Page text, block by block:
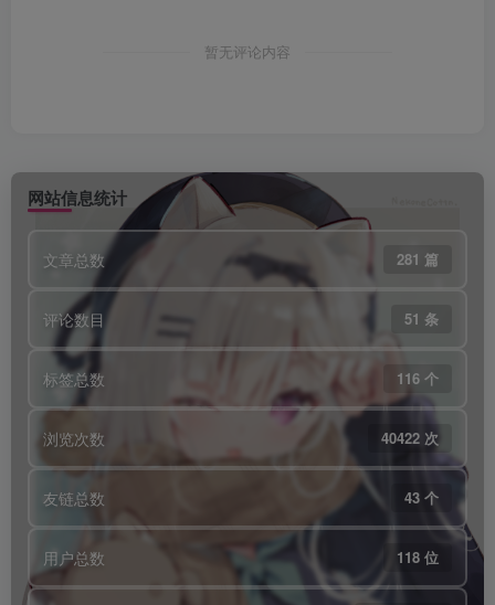
暂无评论内容
网站信息统计
文章总数 281 篇
评论数目 51 条
标签总数 116 个
浏览次数 40422 次
友链总数 43 个
用户总数 118 位